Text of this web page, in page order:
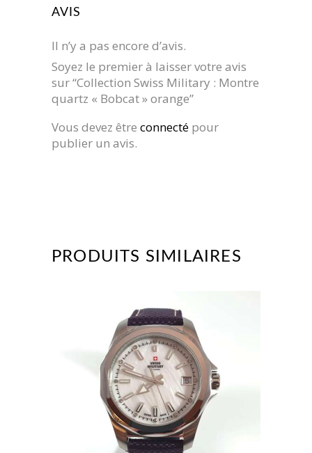
AVIS
Il n’y a pas encore d’avis.
Soyez le premier à laisser votre avis
sur “Collection Swiss Military : Montre
quartz « Bobcat » orange”
Vous devez être connecté pour
publier un avis.
PRODUITS SIMILAIRES